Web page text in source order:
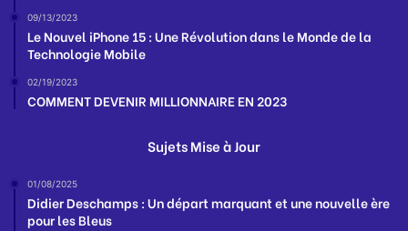
09/13/2023
Le Nouvel iPhone 15 : Une Révolution dans le Monde de la
Technologie Mobile
02/19/2023
COMMENT DEVENIR MILLIONNAIRE EN 2023
Sujets Mise à Jour
01/08/2025
Didier Deschamps : Un départ marquant et une nouvelle ère
pour les Bleus